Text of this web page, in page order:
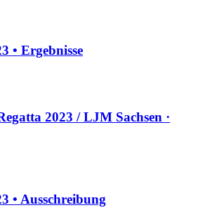
• Ergebnisse
2023 / LJM Sach­sen ·
• Ausschreibung